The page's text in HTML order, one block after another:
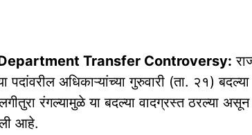
Transfer Controversy:
अधिकाऱ्यांच्या गुरुवारी (ता. २१)
रंगल्यामुळे या बदल्या वादग्रस्त ठरल्या असून
आहे.